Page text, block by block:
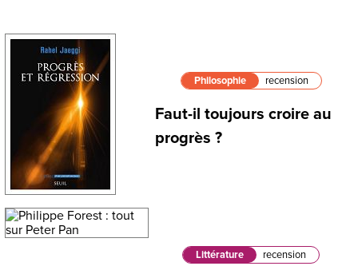
Philosophie recension
Faut-il toujours croire au
progrès ?
Littérature recension